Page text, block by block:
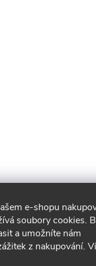
e-shopu
soubory cookies.
a umožníte nám
z nakupování.